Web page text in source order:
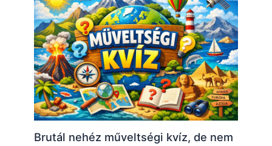
Brutál nehéz műveltségi kvíz, de nem